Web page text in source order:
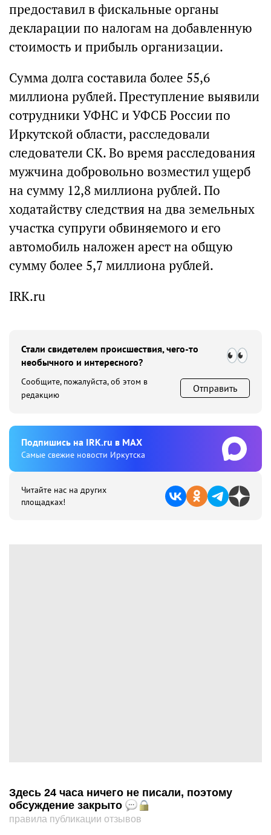
предоставил в фискальные органы
декларации по налогам на добавленную
стоимость и прибыль организации.
Сумма долга составила более 55,6
миллиона рублей. Преступление выявили
сотрудники УФНС и УФСБ России по
Иркутской области, расследовали
следователи СК. Во время расследования
мужчина добровольно возместил ущерб
на сумму 12,8 миллиона рублей. По
ходатайству следствия на два земельных
участка супруги обвиняемого и его
автомобиль наложен арест на общую
сумму более 5,7 миллиона рублей.
IRK.ru
Стали свидетелем происшествия, чего-то
необычного и интересного?
Сообщите, пожалуйста, об этом в
редакцию
Отправить
Подпишиcь на IRK.ru в MAX
Cамые свежие новости Иркутска
Читайте нас на других
площадках!
Здесь 24 часа ничего не писали, поэтому
обсуждение закрыто
правила публикации отзывов